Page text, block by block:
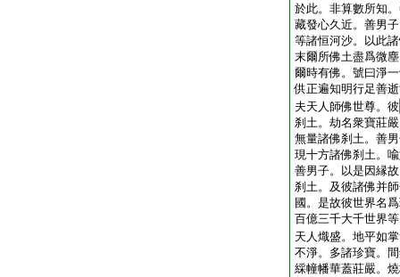
於此。非算數所知
藏發心久近。善男
等諸恒河沙。以此
末爾所佛土盡爲微
爾時有佛。號曰淨
供正遍知明行足善
夫天人師佛世尊。彼
刹土。劫名衆寶莊
無量諸佛刹土。善
現十方諸佛刹土。
善男子。以是因縁
刹土。及彼諸佛并
國。是故彼世界名
百億三千大千世界
天人熾盛。地平如
不淨。多諸珍寶。
綵幢幡華蓋莊嚴。